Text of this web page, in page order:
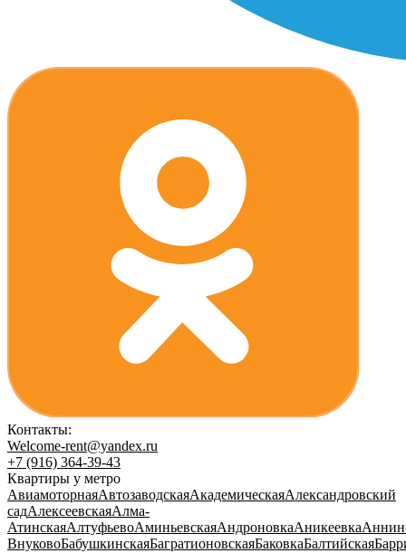
Контакты:
Welcome-rent@yandex.ru
+7 (916) 364-39-43
Квартиры у метро
АвиамоторнаяАвтозаводскаяАкадемическаяАлександровский
садАлексеевскаяАлма-
АтинскаяАлтуфьевоАминьевскаяАндроновкаАникеевка
ВнуковоБабушкинскаяБагратионовскаяБаковкаБалтийская